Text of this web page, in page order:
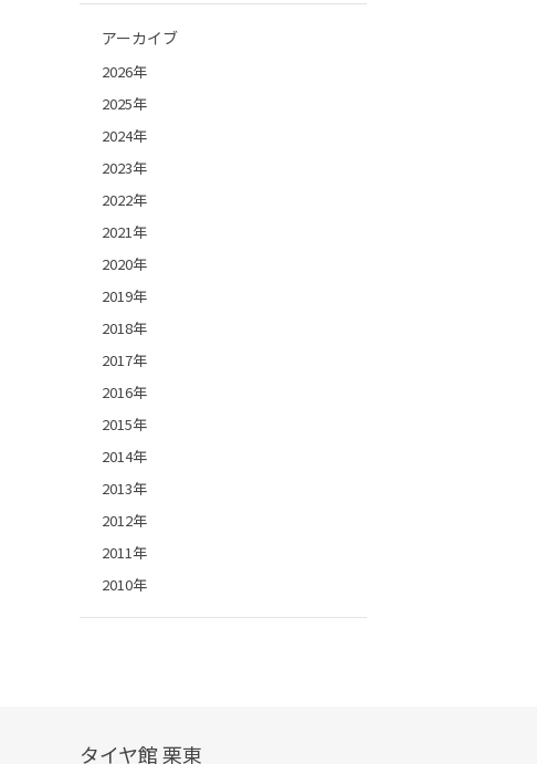
アーカイブ
2026年
2025年
2024年
2023年
2022年
2021年
2020年
2019年
2018年
2017年
2016年
2015年
2014年
2013年
2012年
2011年
2010年
タイヤ館 栗東